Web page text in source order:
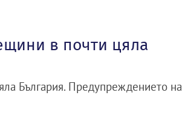
в почти цяла
България. Предупреждението на